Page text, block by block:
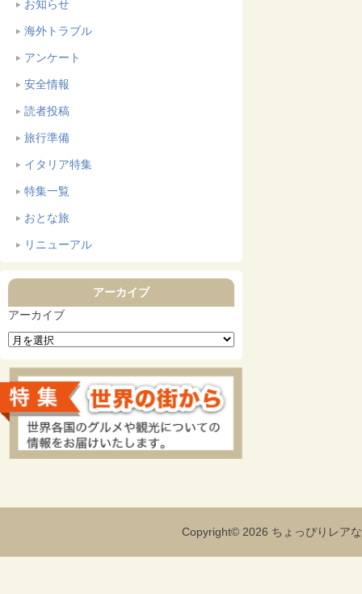
お知らせ
海外トラブル
アンケート
安全情報
読者投稿
旅行準備
イタリア特集
特集一覧
おとな旅
リニューアル
アーカイブ
アーカイブ
Copyright© 2026 ちょっぴりレ